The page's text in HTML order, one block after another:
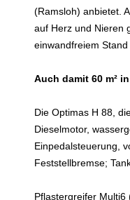
(Ramsloh) anbietet.
auf Herz und Nieren
einwandfreiem
Auch damit 60 m²
Die Optimas H 88,
Dieselmotor,
Einpedalsteuerung,
Feststellbremse;
Pflastergreifer Multi6